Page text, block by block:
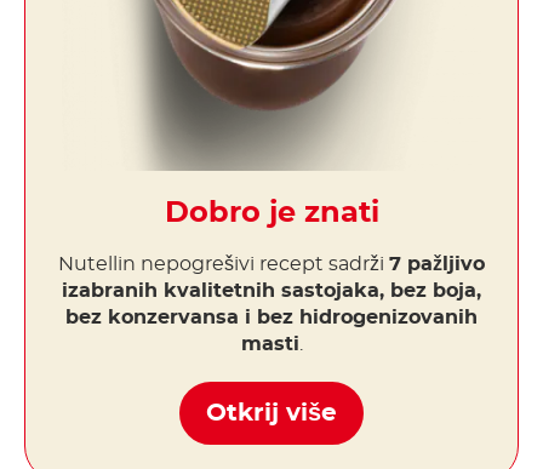
Dobro je znati
Nutellin nepogrešivi recept sadrži 7 pažljivo
izabranih kvalitetnih sastojaka, bez boja,
bez konzervansa i bez hidrogenizovanih
masti.
Otkrij više